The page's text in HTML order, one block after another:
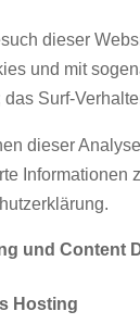
dieser
und mit
das Surf-
dieser
Informationen
und Content
Hosting